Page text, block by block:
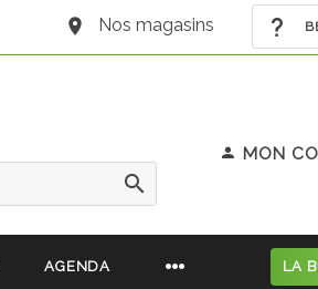
Nos magasins
MON
AGENDA LA